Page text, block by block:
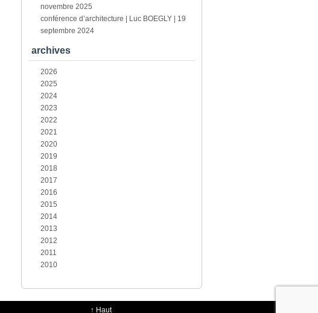
novembre 2025
conférence d’architecture | Luc BOEGLY | 19
septembre 2024
archives
2026
2025
2024
2023
2022
2021
2020
2019
2018
2017
2016
2015
2014
2013
2012
2011
2010
↑ Haut